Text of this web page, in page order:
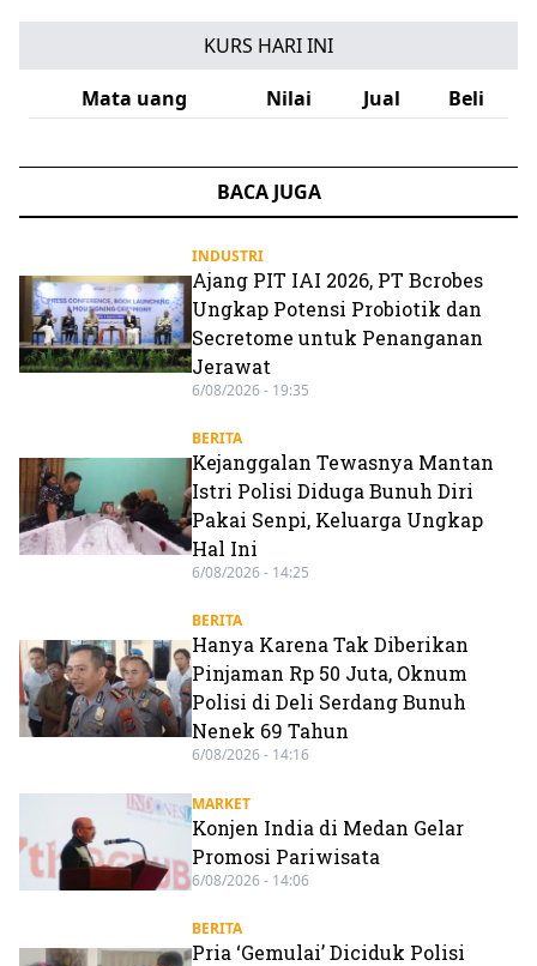
KURS HARI INI
Mata uang
Nilai Jual Beli
BACA JUGA
INDUSTRI
Ajang PIT IAI 2026, PT Bcrobes
Ungkap Potensi Probiotik dan
Secretome untuk Penanganan
Jerawat
6/08/2026 - 19:35
BERITA
Kejanggalan Tewasnya Mantan
Istri Polisi Diduga Bunuh Diri
Pakai Senpi, Keluarga Ungkap
Hal Ini
6/08/2026 - 14:25
BERITA
Hanya Karena Tak Diberikan
Pinjaman Rp 50 Juta, Oknum
Polisi di Deli Serdang Bunuh
Nenek 69 Tahun
6/08/2026 - 14:16
MARKET
Konjen India di Medan Gelar
Promosi Pariwisata
6/08/2026 - 14:06
BERITA
Pria ‘Gemulai’ Diciduk Polisi